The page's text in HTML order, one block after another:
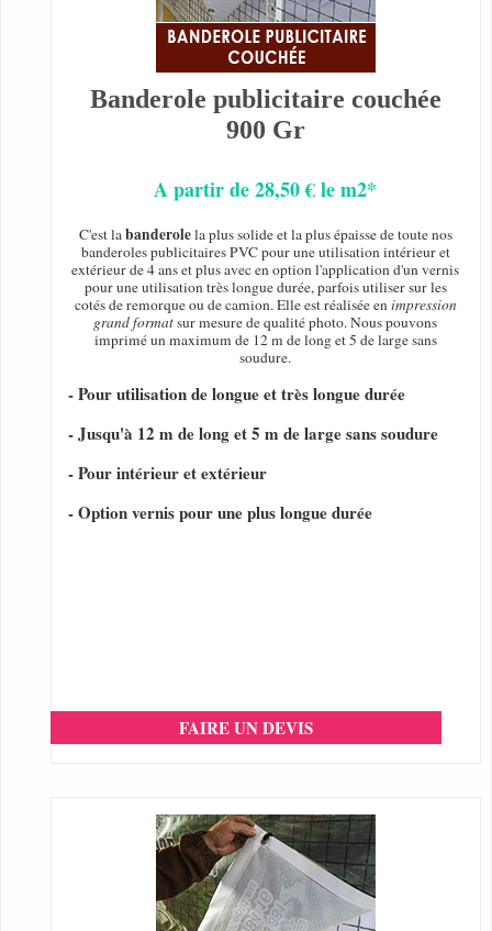
Banderole publicitaire couchée
900 Gr
A partir de 28,50 € le m2*
C'est labanderolela plus solide et la plus épaisse de toute nos
banderoles publicitaires PVC pour une utilisation intérieur et
extérieur de 4 ans et plus avec en option l'application d'un vernis
pour une utilisation très longue durée, parfois utiliser sur les
cotés de remorque ou de camion. Elle est réalisée enimpression
grand formatsur mesure de qualité photo. Nous pouvons
imprimé un maximum de 12 m de long et 5 de large sans
soudure.
- Pour utilisation de longue et très longue durée
- Jusqu'à 12 m de long et 5 m de large sans soudure
- Pour intérieur et extérieur
- Option vernis pour une plus longue durée
FAIRE UN DEVIS